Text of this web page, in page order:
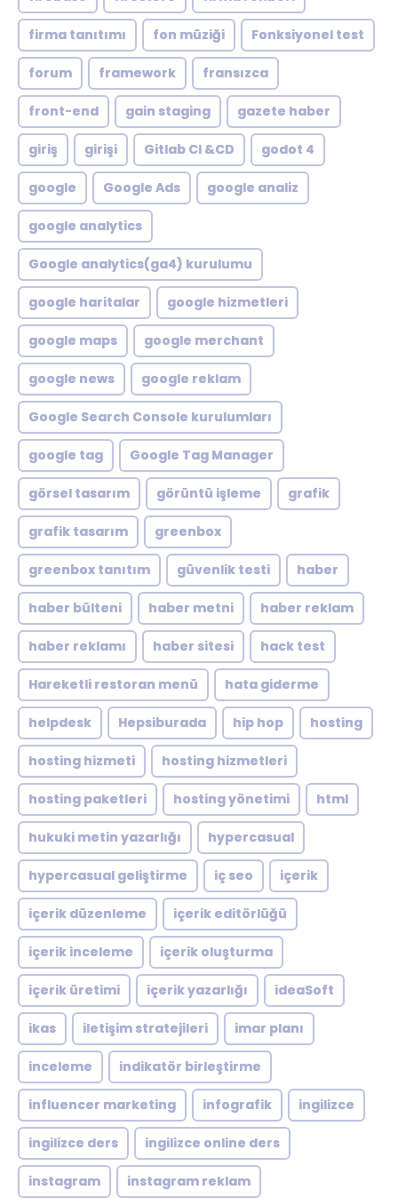
firma tanıtımı fon müziği Fonksiyonel test
forum framework fransızca
front-end gain staging gazete haber
giriş girişi Gitlab CI &CD godot 4
google Google Ads google analiz
google analytics
Google analytics(ga4) kurulumu
google haritalar google hizmetleri
google maps google merchant
google news google reklam
Google Search Console kurulumları
google tag Google Tag Manager
görsel tasarım görüntü işleme grafik
grafik tasarım greenbox
greenbox tanıtım güvenlik testi haber
haber bülteni haber metni haber reklam
haber reklamı haber sitesi hack test
Hareketli restoran menü hata giderme
helpdesk Hepsiburada hip hop hosting
hosting hizmeti hosting hizmetleri
hosting paketleri hosting yönetimi html
hukuki metin yazarlığı hypercasual
hypercasual geliştirme iç seo içerik
içerik düzenleme içerik editörlüğü
içerik inceleme içerik oluşturma
içerik üretimi içerik yazarlığı ideaSoft
ikas iletişim stratejileri imar planı
inceleme indikatör birleştirme
influencer marketing infografik ingilizce
ingilizce ders ingilizce online ders
instagram instagram reklam